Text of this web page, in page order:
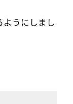
ようにしまし